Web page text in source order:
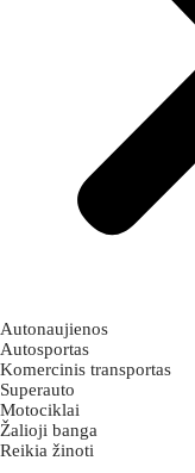
Autonaujienos
Autosportas
Komercinis transportas
Superauto
Motociklai
Žalioji banga
Reikia žinoti